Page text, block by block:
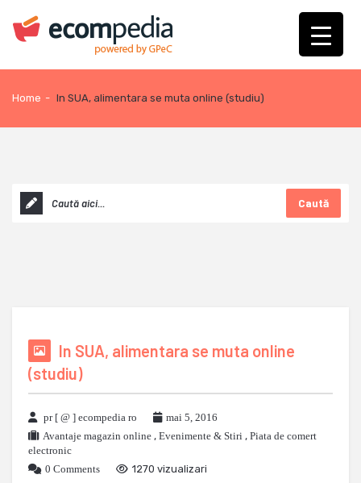
Home - In SUA, alimentara se muta online (studiu)
Caută
In SUA, alimentara se muta online
(studiu)
pr [ @ ] ecompedia ro
mai 5, 2016
Avantaje magazin online , Evenimente & Stiri , Piata de comert
electronic
0 Comments
1270 vizualizari